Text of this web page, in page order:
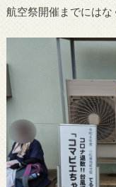
航空祭開催までにはな